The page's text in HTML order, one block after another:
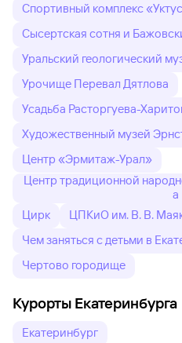
Спортивный комплекс
Сысертская сотня и
Уральский геологический
Урочище Перевал Дятлова
Усадьба Расторгуева-
Художественный музей
Центр «Эрмитаж-Урал»
Центр традиционной
а
Цирк
ЦПКиО им. В. В.
Чем заняться с детьми в
Чертово городище
Курорты Екатеринбурга
Екатеринбург